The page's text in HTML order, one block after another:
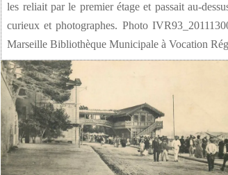
les reliait par le premier étage et passait au-
curieux et photographes. Photo
Marseille Bibliothèque Municipale à Vocation